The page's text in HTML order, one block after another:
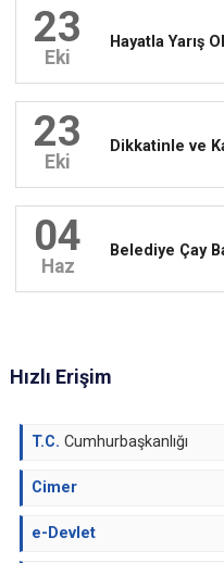
23
Eki
Hayatla Yarış
23
Eki
Dikkatinle ve
04
Haz
Belediye Çay
Hızlı Erişim
T.C. Cumhurbaşkanlığı
Cimer
e-Devlet